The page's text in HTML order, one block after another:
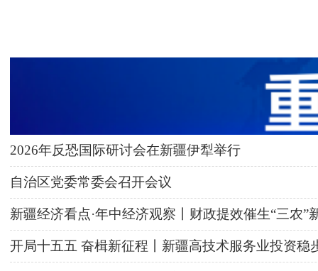
2026年反恐国际研讨会在新疆伊犁举行
自治区党委常委会召开会议
新疆经济看点·年中经济观察丨财政提效催生“三农”
开局十五五 奋楫新征程丨新疆高技术服务业投资稳